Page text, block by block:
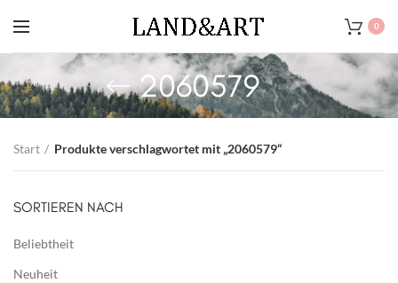
0
2060579
Start Produkte verschlagwortet mit „2060579“
SORTIEREN NACH
Beliebtheit
Neuheit